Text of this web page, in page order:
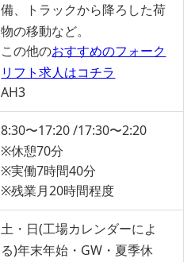
備、トラックから降ろした荷
物の移動など。
この他のおすすめのフォーク
リフト求人はコチラ
AH3
8:30〜17:20 /17:30〜2:20
※休憩70分
※実働7時間40分
※残業月20時間程度
土・日(工場カレンダーによ
る)年末年始・GW・夏季休